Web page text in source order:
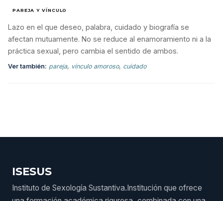
PAREJA Y VÍNCULO
Lazo en el que deseo, palabra, cuidado y biografía se
afectan mutuamente. No se reduce al enamoramiento ni a la
práctica sexual, pero cambia el sentido de ambos.
Ver también: pareja, vínculo amoroso, cuidado
ISESUS
Instituto de Sexología Sustantiva.Institución que ofrece